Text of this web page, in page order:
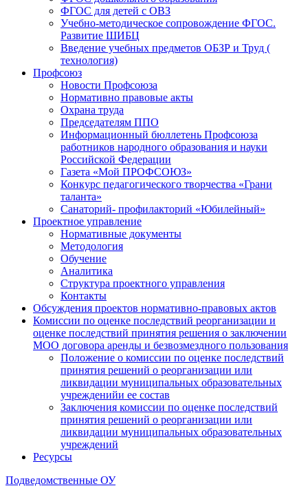
ФГОС для детей с ОВЗ
Учебно-методическое сопровождение ФГОС.
Развитие ШИБЦ
Введение учебных предметов ОБЗР и Труд (
технология)
Профсоюз
Новости Профсоюза
Нормативно правовые акты
Охрана труда
Председателям ППО
Информационный бюллетень Профсоюза
работников народного образования и науки
Российской Федерации
Газета «Мой ПРОФСОЮЗ»
Конкурс педагогического творчества «Грани
таланта»
Санаторий- профилакторий «Юбилейный»
Проектное управление
Нормативные документы
Методология
Обучение
Аналитика
Структура проектного управления
Контакты
Обсуждения проектов нормативно-правовых актов
Комиссии по оценке последствий реорганизации и
оценке последствий принятия решения о заключении
МОО договора аренды и безвозмездного пользования
Положение о комиссии по оценке последствий
принятия решений о реорганизации или
ликвидации муниципальных образовательных
учрежденийи ее состав
Заключения комиссии по оценке последствий
принятия решений о реорганизации или
ликвидации муниципальных образовательных
учреждений
Ресурсы
Подведомственные ОУ